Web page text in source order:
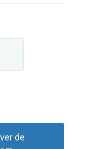
de